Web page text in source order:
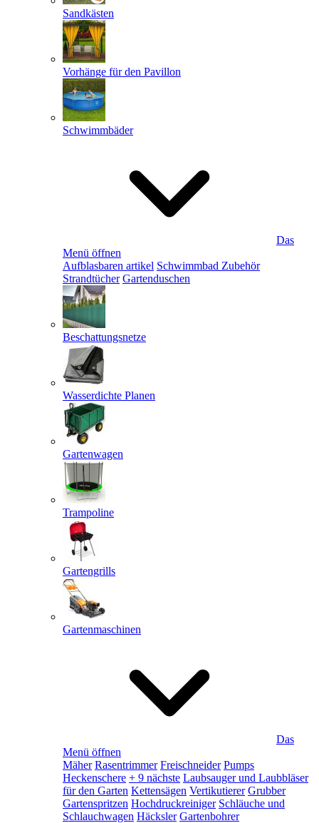
Sandkästen
Vorhänge für den Pavillon
Schwimmbäder
Das
Menü öffnen
Aufblasbaren artikel Schwimmbad Zubehör
Strandtücher Gartenduschen
Beschattungsnetze
Wasserdichte Planen
Gartenwagen
Trampoline
Gartengrills
Gartenmaschinen
Das
Menü öffnen
Mäher Rasentrimmer Freischneider Pumps
Heckenschere + 9 nächste Laubsauger und Laubbläser
für den Garten Kettensägen Vertikutierer Grubber
Gartenspritzen Hochdruckreiniger Schläuche und
Schlauchwagen Häcksler Gartenbohrer